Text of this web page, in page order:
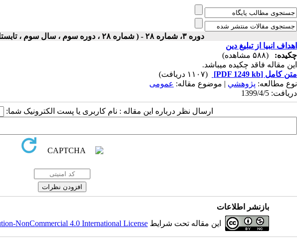
دوره ۳، شماره ۲۸ - ( شماره ۲۸ ، دوره سوم ، سال سوم ، تابستان ۱۳۹۹ ۱۳۹۹ )
اهداف انبیا از تبلیغ دین
چکیده:
(۵۸۸ مشاهده)
این مقاله فاقد چکیده می​باشد.
متن کامل [PDF 1249 kb]
(۱۱۰۷ دریافت)
نوع مطالعه: پژوهشي | موضوع مقاله: عمومى
دریافت: 1399/4/5
ارسال نظر درباره این مقاله : نام کاربری یا پست الکترونیک شما:
بازنشر اطلاعات
این مقاله تحت شرایط NonCommercial 4.0 International License